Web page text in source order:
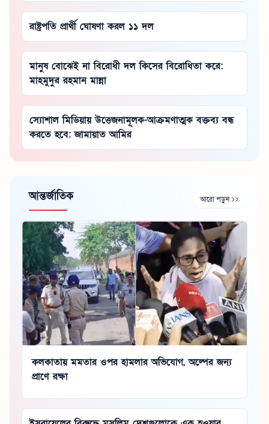
রাষ্ট্রপতি প্রার্থী ঘোষণা করল ১১ দল
মানুষ বোঝেই না বিরোধী দল কিসের বিরোধিতা করে:
মাহমুদুর রহমান মান্না
স্যোশাল মিডিয়ায় উত্তেজনামূলক-আক্রমণাত্মক বক্তব্য বন্ধ
করতে হবে: জামায়াত আমির
আন্তর্জাতিক আরো পড়ুন
কলকাতায় মমতার ওপর হামলার অভিযোগ, অল্পের জন্য
প্রাণে রক্ষা